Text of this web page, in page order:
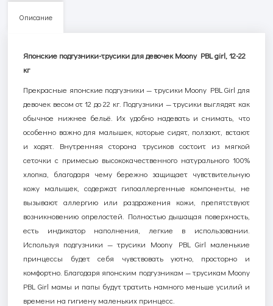
Описание
Японские подгузники-трусики для девочек Moony PBL girl, 12-22
кг
Прекрасные японские подгузники — трусики Moony PBL Girl для
девочек весом от 12 до 22 кг. Подгузники — трусики выглядят как
обычное нижнее бельё. Их удобно надевать и снимать, что
особенно важно для малышек, которые сидят, ползают, встают
и ходят. Внутренняя сторона трусиков состоит из мягкой
сеточки с примесью высококачественного натурального 100%
хлопка, благодаря чему бережно защищает чувствительную
кожу малышек, содержат гипоаллергенные компоненты, не
вызывают аллергию или раздражения кожи, препятствуют
возникновению опрелостей. Полностью дышащая поверхность,
есть индикатор наполнения, легкие в использовании.
Используя подгузники — трусики Moony PBL Girl маленькие
принцессы будет себя чувствовать уютно, просторно и
комфортно. Благодаря японским подгузникам — трусикам Moony
PBL Girl мамы и папы будут тратить намного меньше усилий и
времени на гигиену маленьких принцесс.